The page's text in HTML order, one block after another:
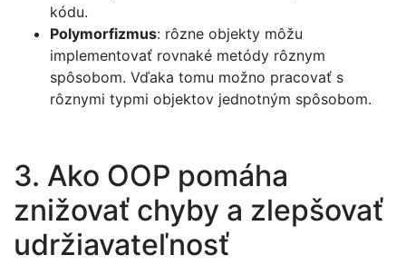
kódu.
Polymorfizmus: rôzne objekty môžu
implementovať rovnaké metódy rôznym
spôsobom. Vďaka tomu možno pracovať s
rôznymi typmi objektov jednotným spôsobom.
3. Ako OOP pomáha
znižovať chyby a zlepšovať
udržiavateľnosť